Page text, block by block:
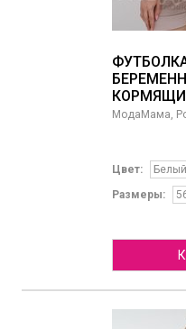
МодаМама,
Цвет:
Белый
Размеры: